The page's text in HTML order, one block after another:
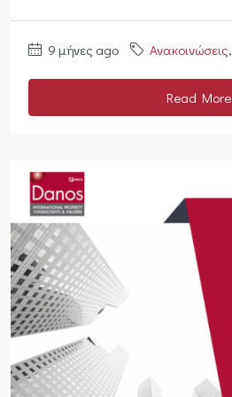
9 μήνες ago Ανακοινώσεις,
Read More